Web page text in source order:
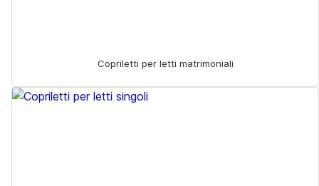
Copriletti per letti matrimoniali